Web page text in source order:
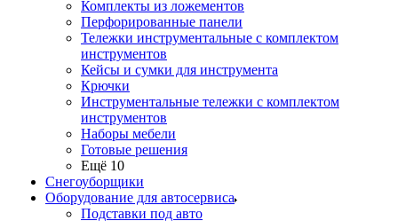
Комплекты из ложементов
Перфорированные панели
Тележки инструментальные с комплектом
инструментов
Кейсы и сумки для инструмента
Крючки
Инструментальные тележки с комплектом
инструментов
Наборы мебели
Готовые решения
Ещё 10
Снегоуборщики
Оборудование для автосервиса
Подставки под авто